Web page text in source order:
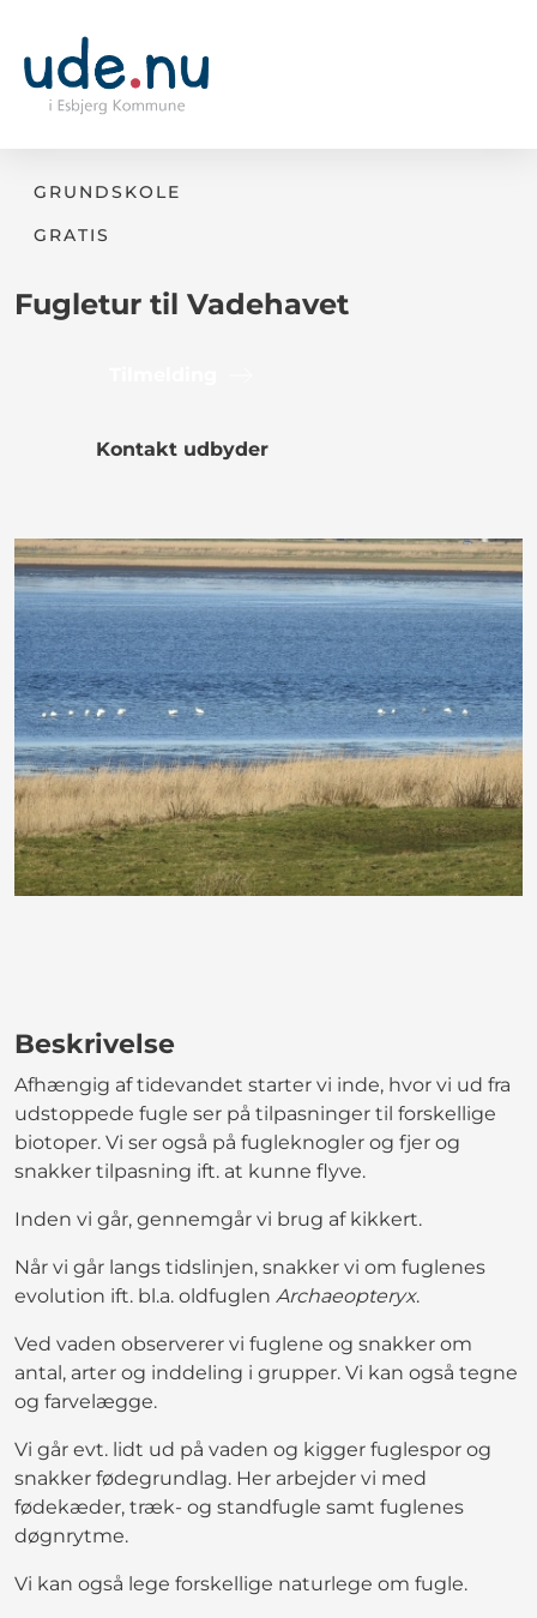
GRUNDSKOLE
GRATIS
Fugletur til Vadehavet
Kontakt udbyder
Beskrivelse
Afhængig af tidevandet starter vi inde, hvor vi ud fra
udstoppede fugle ser på tilpasninger til forskellige
biotoper. Vi ser også på fugleknogler og fjer og
snakker tilpasning ift. at kunne flyve.
Inden vi går, gennemgår vi brug af kikkert.
Når vi går langs tidslinjen, snakker vi om fuglenes
evolution ift. bl.a. oldfuglen Archaeopteryx.
Ved vaden observerer vi fuglene og snakker om
antal, arter og inddeling i grupper. Vi kan også tegne
og farvelægge.
Vi går evt. lidt ud på vaden og kigger fuglespor og
snakker fødegrundlag. Her arbejder vi med
fødekæder, træk- og standfugle samt fuglenes
døgnrytme.
Vi kan også lege forskellige naturlege om fugle.